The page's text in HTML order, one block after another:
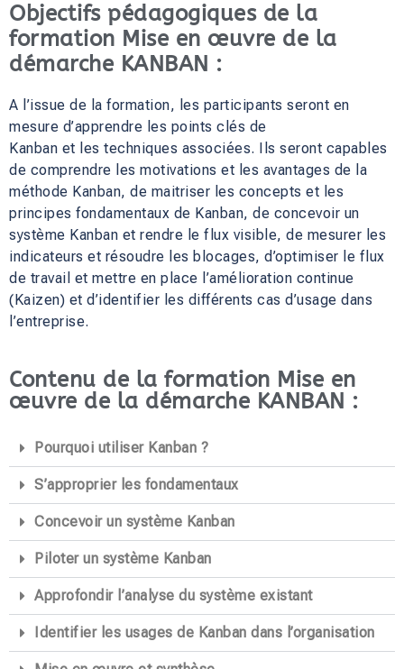
Objectifs pédagogiques de la
formation Mise en œuvre de la
démarche KANBAN :
A l’issue de la formation, les participants seront en
mesure d’apprendre les points clés de
Kanban et les techniques associées. Ils seront capables
de comprendre les motivations et les avantages de la
méthode Kanban, de maitriser les concepts et les
principes fondamentaux de Kanban, de concevoir un
système Kanban et rendre le flux visible, de mesurer les
indicateurs et résoudre les blocages, d’optimiser le flux
de travail et mettre en place l’amélioration continue
(Kaizen) et d’identifier les différents cas d’usage dans
l’entreprise.
Contenu de la formation Mise en
œuvre de la démarche KANBAN :
Pourquoi utiliser Kanban ?
S’approprier les fondamentaux
Concevoir un système Kanban
Piloter un système Kanban
Approfondir l’analyse du système existant
Identifier les usages de Kanban dans l’organisation